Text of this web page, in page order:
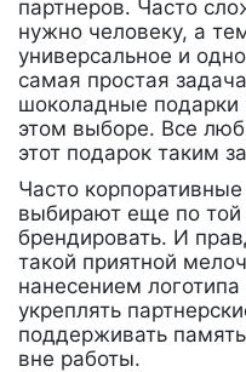
партнеров. Часто
нужно человеку, а
универсальное и
самая простая
шоколадные подарки
этом выборе. Все
этот подарок таким
Часто
выбирают еще по
брендировать. И
такой приятной
нанесением
укреплять
поддерживать
вне работы.